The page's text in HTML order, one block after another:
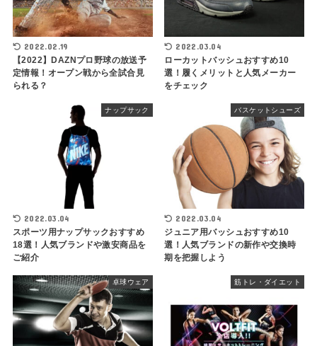
2022.02.19
【2022】DAZNプロ野球の放送予
定情報！オープン戦から全試合見
られる？
2022.03.04
ローカットバッシュおすすめ10
選！履くメリットと人気メーカー
をチェック
ナップサック
2022.03.04
スポーツ用ナップサックおすすめ
18選！人気ブランドや激安商品を
ご紹介
バスケットシューズ
2022.03.04
ジュニア用バッシュおすすめ10
選！人気ブランドの新作や交換時
期を把握しよう
卓球ウェア 筋トレ・ダイエット